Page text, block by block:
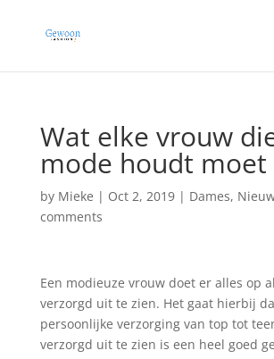
Wat elke vrouw
mode houdt moet
by Mieke | Oct 2, 2019| Dames,
comments
Een modieuze vrouw doet er alles op
verzorgd uit te zien. Het gaat hierbij
persoonlijke verzorging van top tot
verzorgd uit te zien is een heel goed